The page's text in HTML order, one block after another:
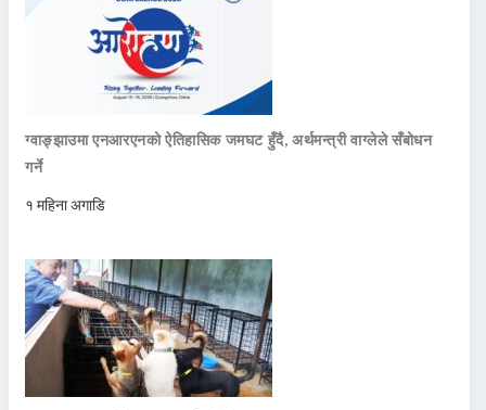
ग्वाङ्झाउमा एनआरएनको ऐतिहासिक जमघट हुँदै, अर्थमन्त्री वाग्लेले सँबोधन
गर्ने
१ महिना अगाडि